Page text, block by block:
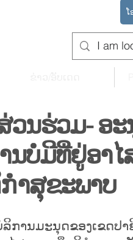
ໂ
ວນຮ່ວມ- ອະ
ນບໍ່ມີທີ່ຢູ່ອາໄ
ຳສຸຂະພາບ
ການມະນຸດຂອງເຂດປາ